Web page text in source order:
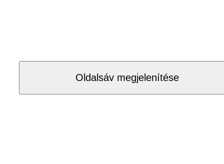
Oldalsáv megjelenítése